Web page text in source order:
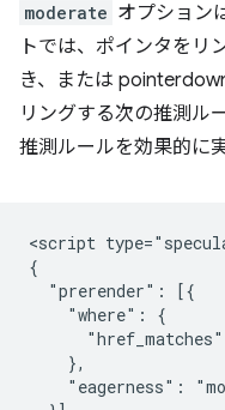
moderate オプション
トでは、ポインタをリ
き、または
リングする次の推測ル
推測ルールを効果的に
<script
{
  "prerender": [{
    "where": {
    },
"eagerness":